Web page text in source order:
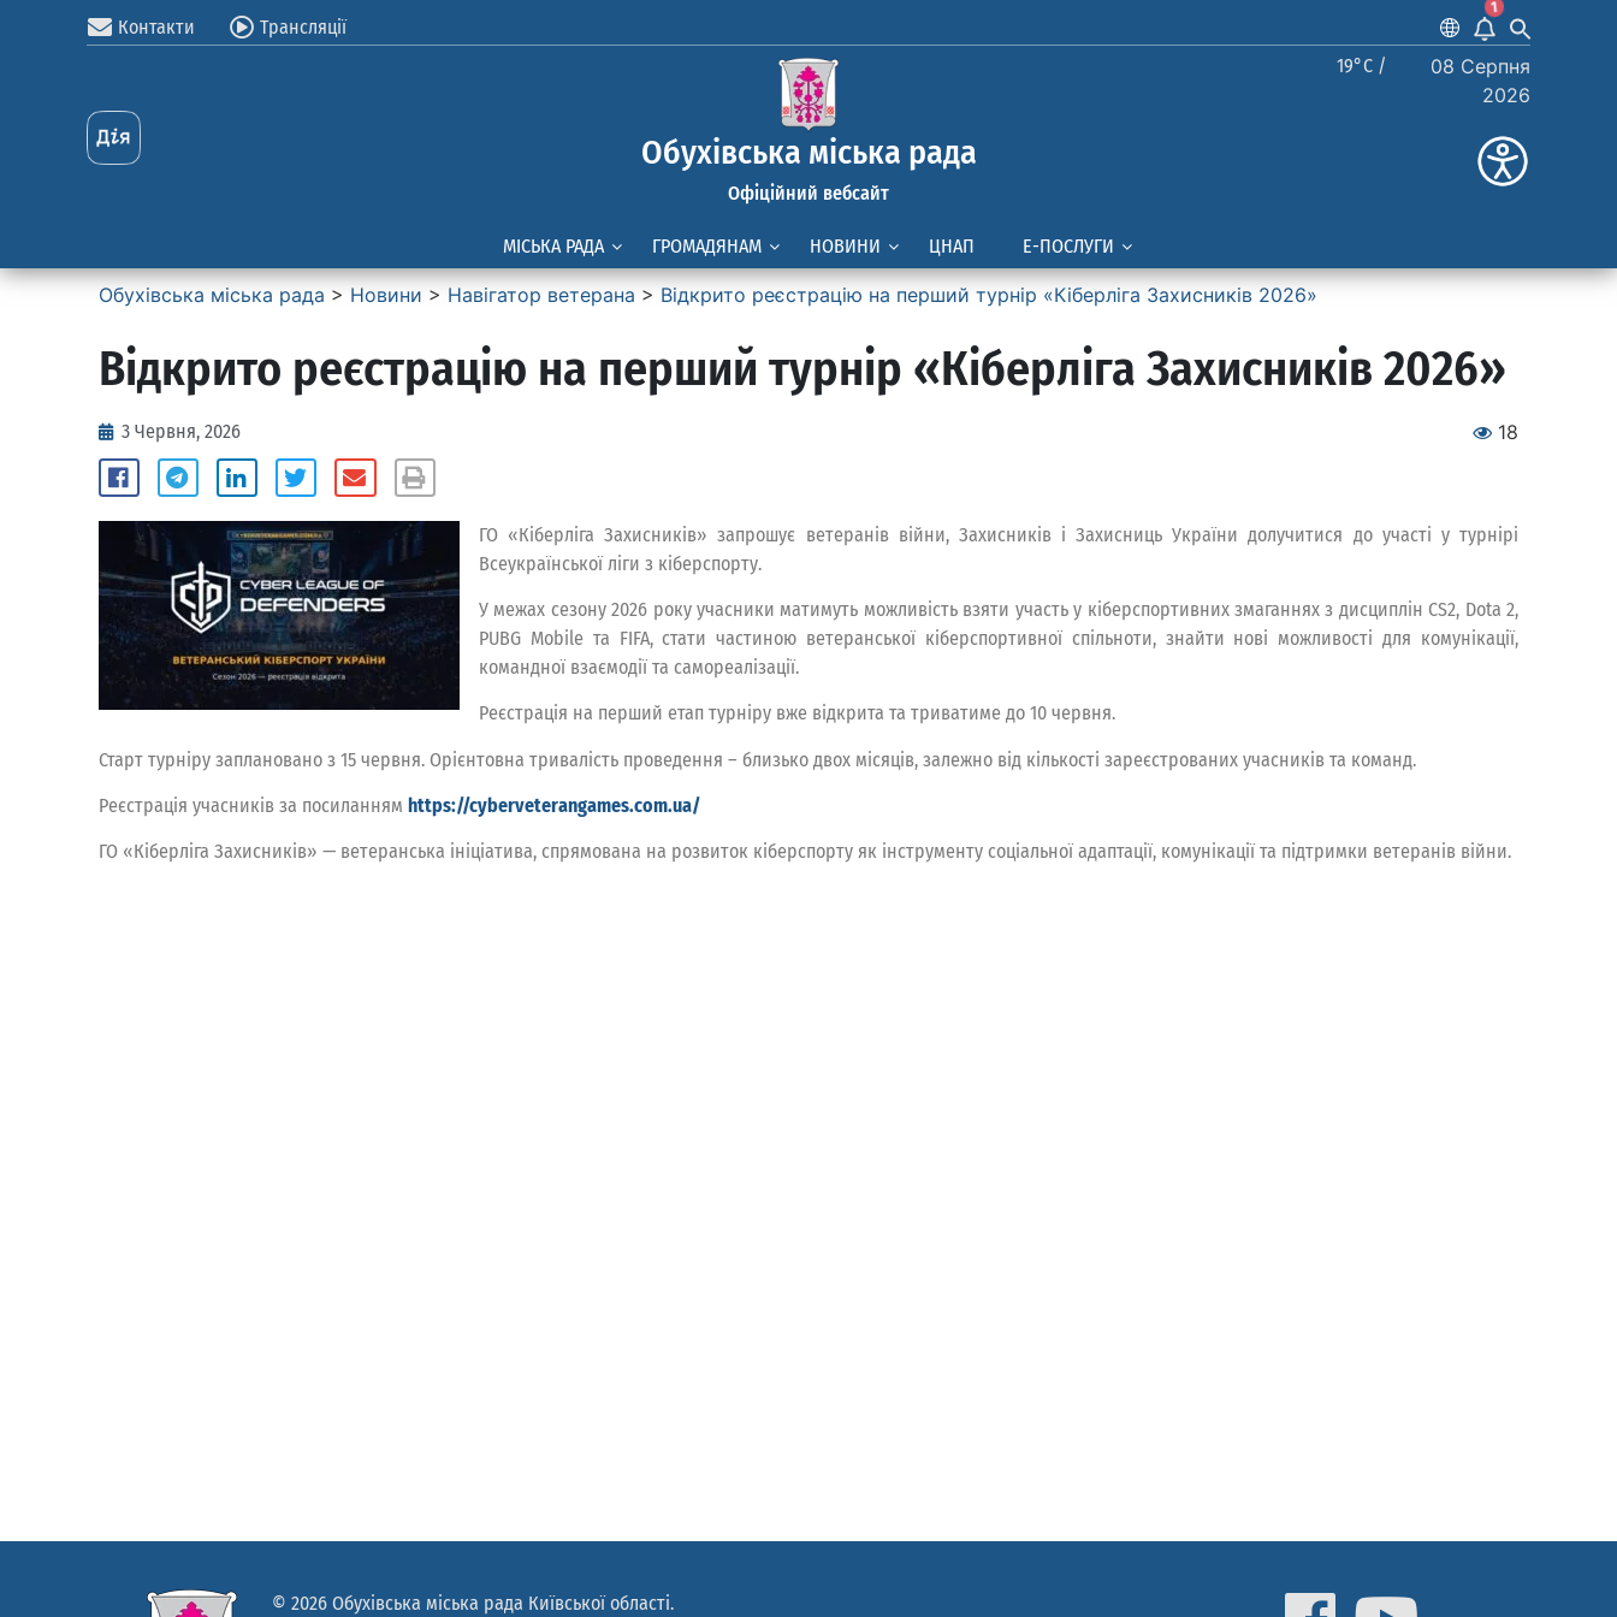
Контакти Трансляції
1
Обухівська міська рада
Офіційний вебсайт
19°C /
08 Серпня
2026
МІСЬКА РАДА ГРОМАДЯНАМ НОВИНИ ЦНАП Е-ПОСЛУГИ
Обухівська міська рада > Новини > Навігатор ветерана > Відкрито реєстрацію на перший турнір «Кіберліга Захисників 2026»
Відкрито реєстрацію на перший турнір «Кіберліга Захисників 2026»
3 Червня, 2026 18
ГО «Кіберліга Захисників» запрошує ветеранів війни, Захисників і Захисниць України долучитися до участі у турнірі
Всеукраїнської ліги з кіберспорту.
У межах сезону 2026 року учасники матимуть можливість взяти участь у кіберспортивних змаганнях з дисциплін CS2, Dota 2,
PUBG Mobile та FIFA, стати частиною ветеранської кіберспортивної спільноти, знайти нові можливості для комунікації,
командної взаємодії та самореалізації.
Реєстрація на перший етап турніру вже відкрита та триватиме до 10 червня.
Старт турніру заплановано з 15 червня. Орієнтовна тривалість проведення – близько двох місяців, залежно від кількості зареєстрованих учасників та команд.
Реєстрація учасників за посиланням https://cyberveterangames.com.ua/
ГО «Кіберліга Захисників» — ветеранська ініціатива, спрямована на розвиток кіберспорту як інструменту соціальної адаптації, комунікації та підтримки ветеранів війни.
© 2026 Обухівська міська рада Київської області.